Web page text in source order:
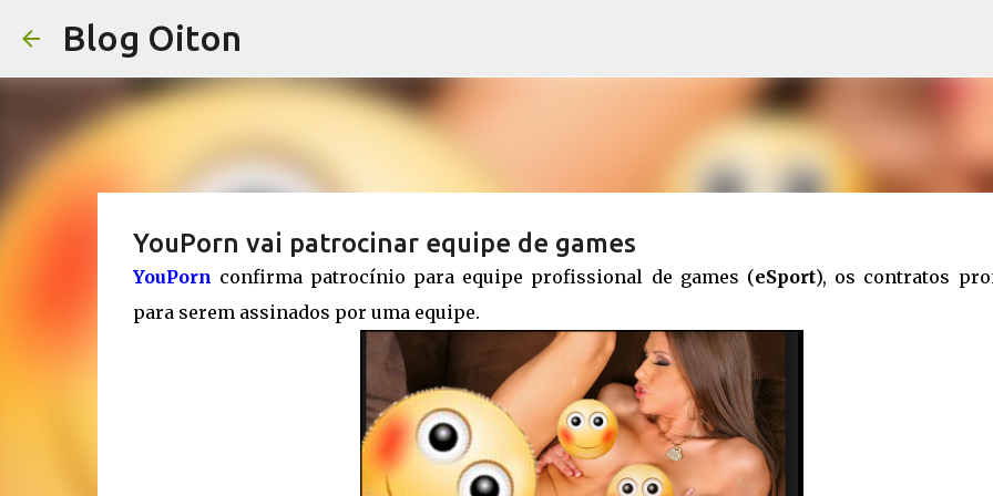
Blog Oiton
YouPorn vai patrocinar equipe de games
YouPorn confirma patrocínio para equipe profissional de games (eSport), os contratos
para serem assinados por uma equipe.